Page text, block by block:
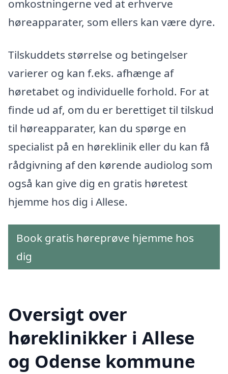
omkostningerne ved at erhverve
høreapparater, som ellers kan være dyre.
Tilskuddets størrelse og betingelser
varierer og kan f.eks. afhænge af
høretabet og individuelle forhold. For at
finde ud af, om du er berettiget til tilskud
til høreapparater, kan du spørge en
specialist på en høreklinik eller du kan få
rådgivning af den kørende audiolog som
også kan give dig en gratis høretest
hjemme hos dig i Allese.
Book gratis høreprøve hjemme hos
dig
Oversigt over
høreklinikker i Allese
og Odense kommune